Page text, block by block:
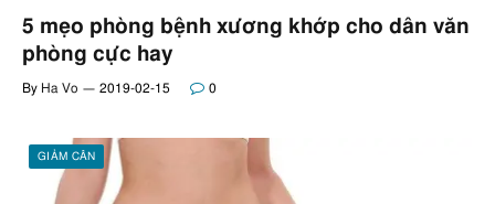
5 mẹo phòng bệnh xương khớp cho dân văn
phòng cực hay
By Ha Vo 2019-02-15 0
GIẢM CÂN